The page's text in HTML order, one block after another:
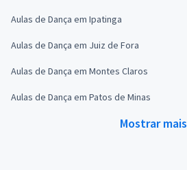
Aulas de Dança em Ipatinga
Aulas de Dança em Juiz de Fora
Aulas de Dança em Montes Claros
Aulas de Dança em Patos de Minas
Mostrar mais